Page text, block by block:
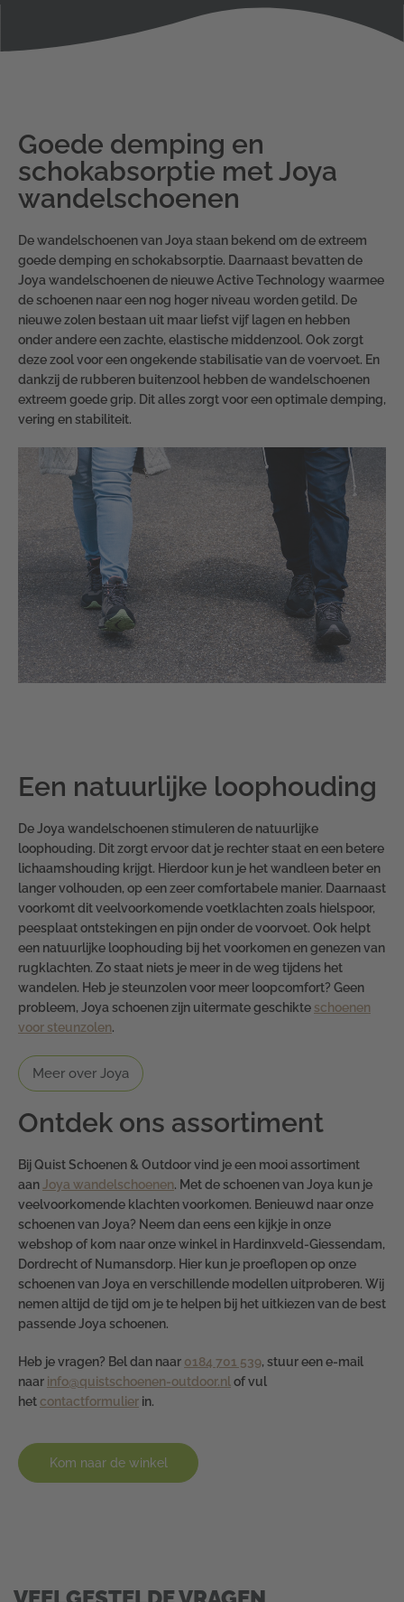
Goede demping en
schokabsorptie met Joya
wandelschoenen
De wandelschoenen van Joya staan bekend om de extreem
goede demping en schokabsorptie. Daarnaast bevatten de
Joya wandelschoenen de nieuwe Active Technology waarmee
de schoenen naar een nog hoger niveau worden getild. De
nieuwe zolen bestaan uit maar liefst vijf lagen en hebben
onder andere een zachte, elastische middenzool. Ook zorgt
deze zool voor een ongekende stabilisatie van de voervoet. En
dankzij de rubberen buitenzool hebben de wandelschoenen
extreem goede grip. Dit alles zorgt voor een optimale demping,
vering en stabiliteit.
Een natuurlijke loophouding
De Joya wandelschoenen stimuleren de natuurlijke
loophouding. Dit zorgt ervoor dat je rechter staat en een betere
lichaamshouding krijgt. Hierdoor kun je het wandleen beter en
langer volhouden, op een zeer comfortabele manier. Daarnaast
voorkomt dit veelvoorkomende voetklachten zoals hielspoor,
peesplaat ontstekingen en pijn onder de voorvoet. Ook helpt
een natuurlijke loophouding bij het voorkomen en genezen van
rugklachten. Zo staat niets je meer in de weg tijdens het
wandelen. Heb je steunzolen voor meer loopcomfort? Geen
probleem, Joya schoenen zijn uitermate geschikte schoenen
voor steunzolen.
Meer over Joya
Ontdek ons assortiment
Bij Quist Schoenen & Outdoor vind je een mooi assortiment
aan Joya wandelschoenen. Met de schoenen van Joya kun je
veelvoorkomende klachten voorkomen. Benieuwd naar onze
schoenen van Joya? Neem dan eens een kijkje in onze
webshop of kom naar onze winkel in Hardinxveld-Giessendam,
Dordrecht of Numansdorp. Hier kun je proeflopen op onze
schoenen van Joya en verschillende modellen uitproberen. Wij
nemen altijd de tijd om je te helpen bij het uitkiezen van de best
passende Joya schoenen.
Heb je vragen? Bel dan naar 0184 701 539, stuur een e-mail
naar info@quistschoenen-outdoor.nl of vul
het contactformulier in.
Kom naar de winkel